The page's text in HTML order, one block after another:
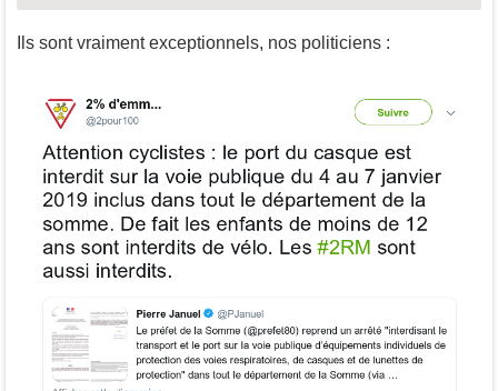
Ils sont vraiment exceptionnels, nos politiciens :